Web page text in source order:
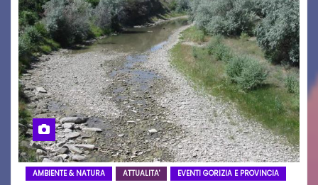
AMBIENTE & NATURA ATTUALITA' EVENTI GORIZIA E PROVINCIA